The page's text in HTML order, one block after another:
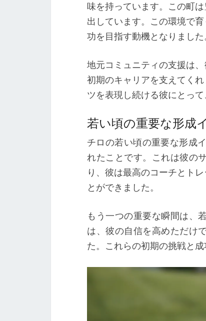
味を持っています。この町
出しています。この環境で
功を目指す動機となりました
地元コミュニティの支援は
初期のキャリアを支えてく
ツを表現し続ける彼にとっ
若い頃の重要な形成
チロの若い頃の重要な形成
れたことです。これは彼の
り、彼は最高のコーチとト
とができました。
もう一つの重要な瞬間は、
は、彼の自信を高めただけ
た。これらの初期の挑戦と